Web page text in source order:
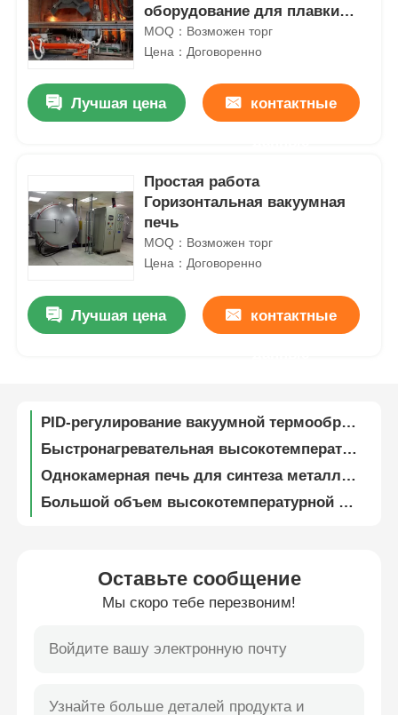
Дом
Продукты
VR - шоу
Путешествие фабрики
Проверка качества
Случаи
Спросите цитату
оборудование для плавки
металла 250 кВт
MOQ：Возможен торг
Цена：Договоренно
Лучшая цена контактные
Простая работа
Горизонтальная вакуумная
печь
MOQ：Возможен торг
Цена：Договоренно
Лучшая цена контактные
Специализированная печь химического осаждения из газовой фазы, Газовая вакуумная индукционная печь
Оставьте сообщение
Мы скоро тебе перезвоним!